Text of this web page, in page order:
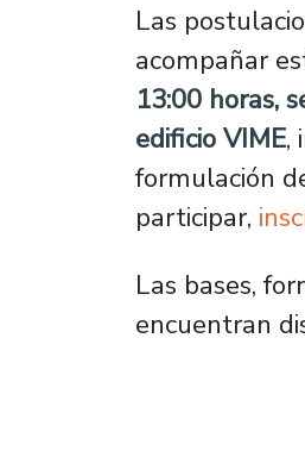
Las
acompañar
13:00 horas,
edificio VIME,
formulación
participar,
Las bases,
encuentran